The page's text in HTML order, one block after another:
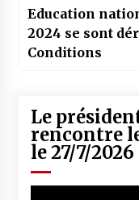
Education
2024 se sont
Conditions
Le
rencontre
le 27/7/2026